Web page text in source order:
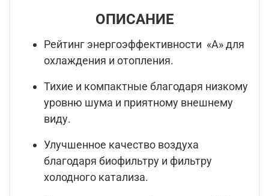
ОПИСАНИЕ
Рейтинг энергоэффективности «A» для
охлаждения и отопления.
Тихие и компактные благодаря низкому
уровню шума и приятному внешнему
виду.
Улучшенное качество воздуха
благодаря биофильтру и фильтру
холодного катализа.